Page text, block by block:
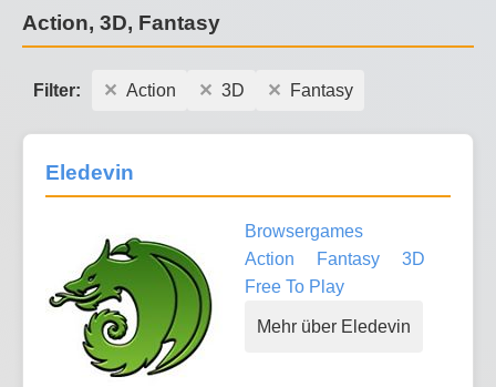
Action, 3D, Fantasy
Filter: Action 3D Fantasy
Eledevin
Browsergames
Action
Fantasy
3D
Free To Play
Mehr über Eledevin